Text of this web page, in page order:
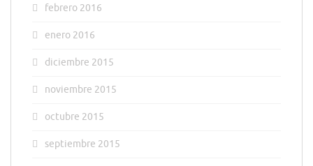
febrero 2016
enero 2016
diciembre 2015
noviembre 2015
octubre 2015
septiembre 2015